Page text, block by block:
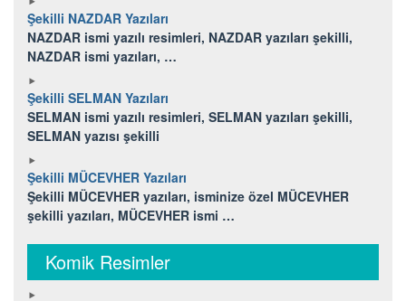
Şekilli NAZDAR Yazıları
NAZDAR ismi yazılı resimleri, NAZDAR yazıları şekilli,
NAZDAR ismi yazıları, …
Şekilli SELMAN Yazıları
SELMAN ismi yazılı resimleri, SELMAN yazıları şekilli,
SELMAN yazısı şekilli
Şekilli MÜCEVHER Yazıları
Şekilli MÜCEVHER yazıları, isminize özel MÜCEVHER
şekilli yazıları, MÜCEVHER ismi …
Komik Resimler